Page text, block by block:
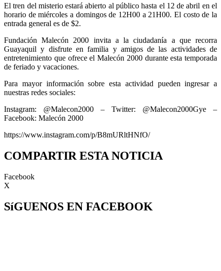
El tren del misterio estará abierto al público hasta el 12 de abril en el
horario de miércoles a domingos de 12H00 a 21H00. El costo de la
entrada general es de $2.
Fundación Malecón 2000 invita a la ciudadanía a que recorra
Guayaquil y disfrute en familia y amigos de las actividades de
entretenimiento que ofrece el Malecón 2000 durante esta temporada
de feriado y vacaciones.
Para mayor información sobre esta actividad pueden ingresar a
nuestras redes sociales:
Instagram: @Malecon2000 – Twitter: @Malecon2000Gye –
Facebook: Malecón 2000
https://www.instagram.com/p/B8mURltHNfO/
COMPARTIR ESTA NOTICIA
Facebook
X
SíGUENOS EN FACEBOOK